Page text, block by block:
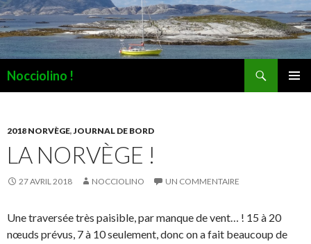
Nocciolino !
2018 NORVÈGE,JOURNAL DE BORD
LA NORVÈGE !
27 AVRIL 2018 NOCCIOLINO UN COMMENTAIRE
Une traversée très paisible, par manque de vent… ! 15 à 20
nœuds prévus, 7 à 10 seulement, donc on a fait beaucoup de